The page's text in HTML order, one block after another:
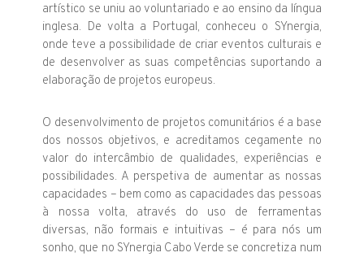
artístico se uniu ao voluntariado e ao ensino da língua
inglesa. De volta a Portugal, conheceu o SYnergia,
onde teve a possibilidade de criar eventos culturais e
de desenvolver as suas competências suportando a
elaboração de projetos europeus.
O desenvolvimento de projetos comunitários é a base
dos nossos objetivos, e acreditamos cegamente no
valor do intercâmbio de qualidades, experiências e
possibilidades. A perspetiva de aumentar as nossas
capacidades – bem como as capacidades das pessoas
à nossa volta, através do uso de ferramentas
diversas, não formais e intuitivas – é para nós um
sonho, que no SYnergia Cabo Verde se concretiza num